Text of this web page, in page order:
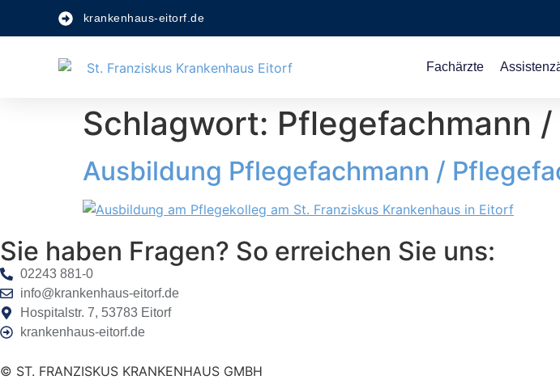
krankenhaus-eitorf.de
Fachärzte
Schlagwort: Pflegefachmann
Ausbildung Pflegefachmann /
Sie haben Fragen? So erreichen Sie uns:
02243 881-0
info@krankenhaus-eitorf.de
Hospitalstr. 7, 53783 Eitorf
krankenhaus-eitorf.de
© ST. FRANZISKUS KRANKENHAUS GMBH